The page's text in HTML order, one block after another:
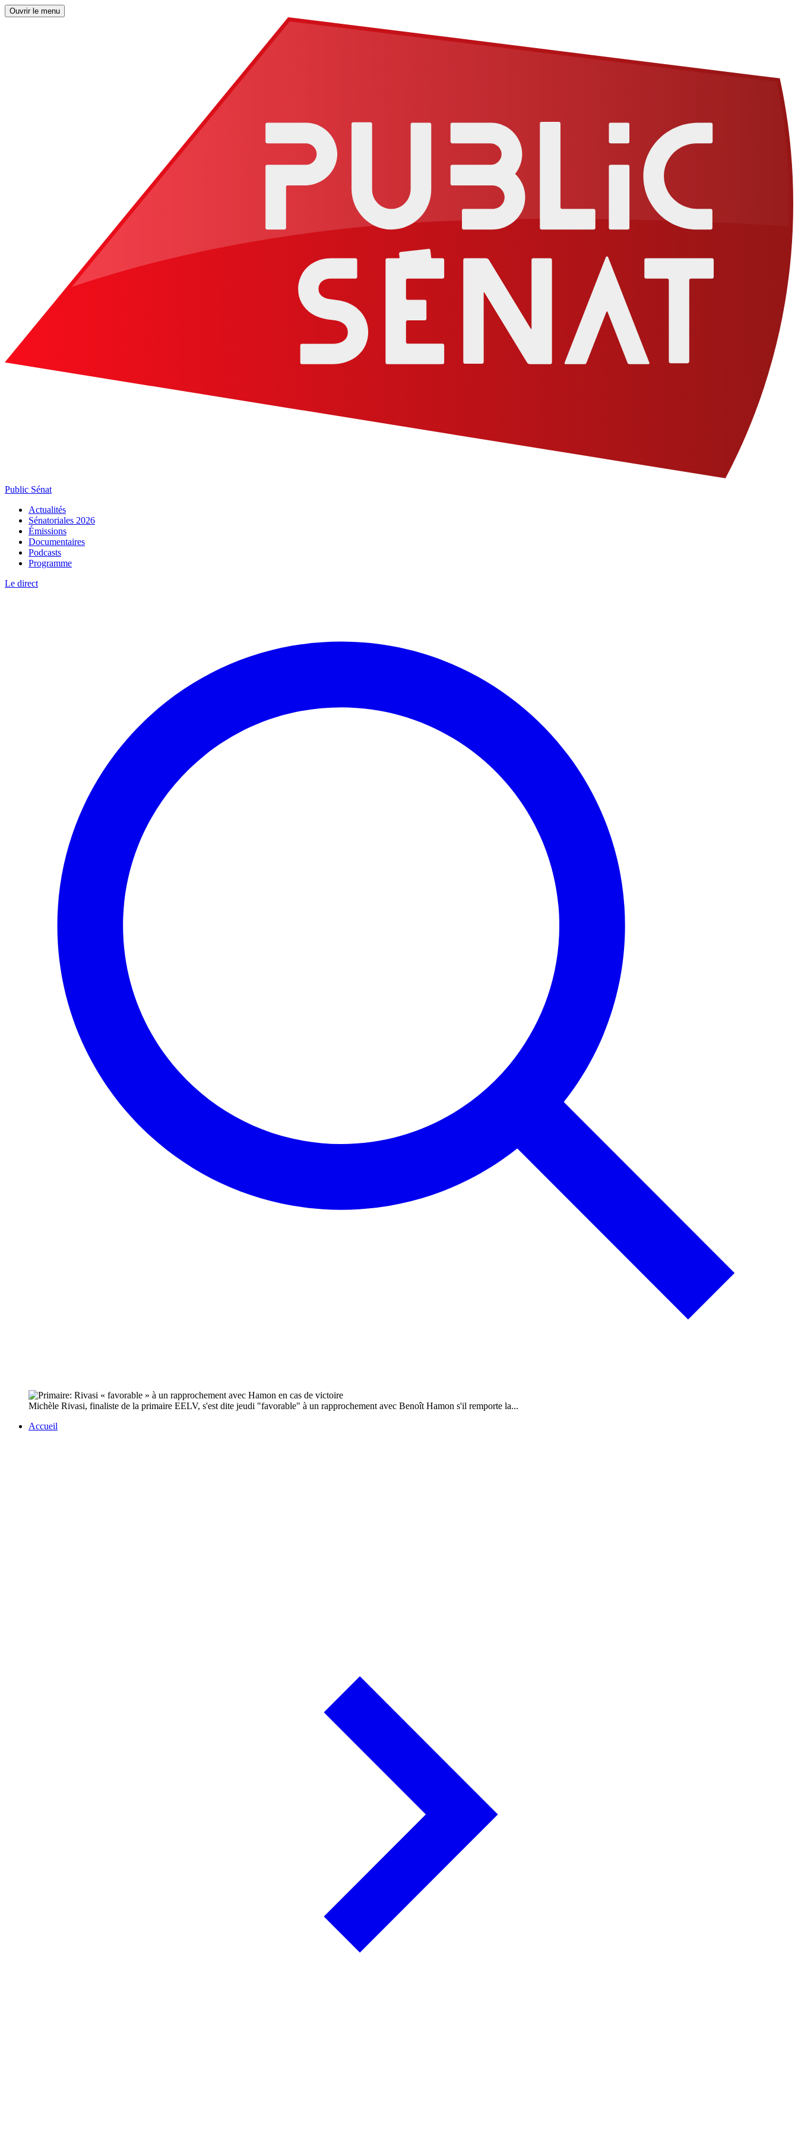
Ouvrir le menu
Public Sénat
Actualités
Sénatoriales 2026
Émissions
Documentaires
Podcasts
Programme
Le direct
Michèle Rivasi, finaliste de la primaire EELV, s'est dite jeudi "favorable" à un rapprochement avec Benoît Hamon s'il remporte la...
Accueil